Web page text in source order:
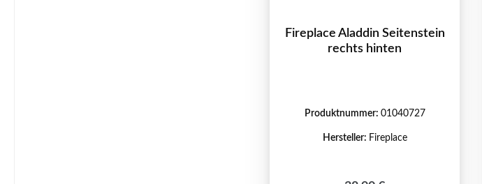
Fireplace Aladdin Seitenstein
rechts hinten
Produktnummer: 01040727
Hersteller: Fireplace